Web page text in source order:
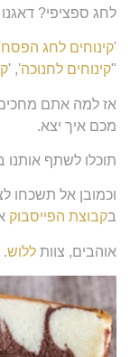
לחג ספציפי?
'קינוחים לחג הפסח
"קינוחים לחנוכה', '
אז למה אתם
מכם איך יצא.
תוכלו לשתף אותנו
וכמובן אל תשכחו
בקבוצת הפייסבוק
אוהבים, צוות ללוש.